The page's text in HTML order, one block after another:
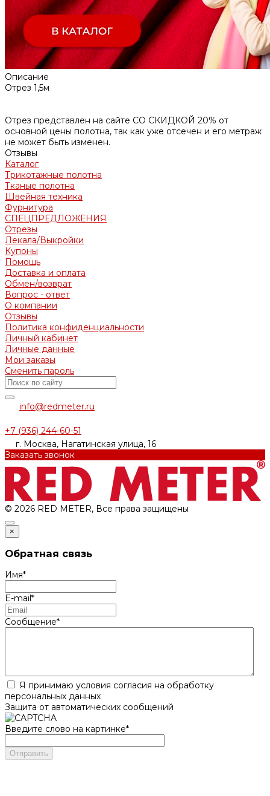
Описание
Отрез 1,5м
Отрез представлен на сайте СО СКИДКОЙ 20% от
основной цены полотна, так как уже отсечен и его метраж
не может быть изменен.
Отзывы
Каталог
Трикотажные полотна
Тканые полотна
Швейная техника
Фурнитура
СПЕЦПРЕДЛОЖЕНИЯ
Отрезы
Лекала/Выкройки
Купоны
Помощь
Доставка и оплата
Обмен/возврат
Вопрос - ответ
О компании
Отзывы
Политика конфиденциальности
Личный кабинет
Личные данные
Мои заказы
Сменить пароль
info@redmeter.ru
+7 (936) 244-60-51
г. Москва, Нагатинская улица, 16
Заказать звонок
© 2026 RED METER, Все права защищены
×
Обратная связь
Имя*
E-mail*
Сообщение*
Я принимаю условия согласия на обработку
персональных данных
Защита от автоматических сообщений
Введите слово на картинке*